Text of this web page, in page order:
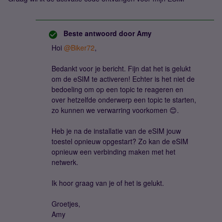
Beste antwoord door Amy
Hoi @Biker72,
Bedankt voor je bericht. Fijn dat het is gelukt
om de eSIM te activeren! Echter is het niet de
bedoeling om op een topic te reageren en
over hetzelfde onderwerp een topic te starten,
zo kunnen we verwarring voorkomen 😊.
Heb je na de installatie van de eSIM jouw
toestel opnieuw opgestart? Zo kan de eSIM
opnieuw een verbinding maken met het
netwerk.
Ik hoor graag van je of het is gelukt.
Groetjes,
Amy